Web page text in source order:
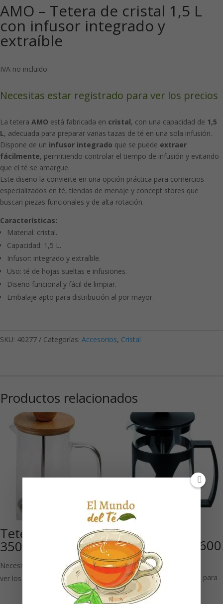
AMO – Tetera de cristal 1,5 L
con infusor integrado y
extraíble
IVA no incluido
Necesitas estar registrado para ver los precios
La tetera AMO está fabricada en cristal, con una capacidad de 1,5
L, adecuada para preparar varias tazas de té en una sola infusión.
Dispone de un infusor integrado que se puede extraer
fácilmente, permitiendo controlar el tiempo de infusión y evitando
que el té se amargue.
Este diseño la convierte en una opción práctica para comercios
especializados en té, tiendas de menaje y concept stores que
buscan piezas funcionales y de alta rotación.
Características:
Material: cristal.
Capacidad: 1,5 L.
Infusor: integrado y extraíble.
Uso: té de hojas sueltas e infusiones.
Diseño funcional y fácil de limpiar.
Embalaje apto para distribución al por mayor.
SKU: 40277 Categorías: Accesorios, Cristal
Productos relacionados
Tetera ‘Bamboo’
350 ml
Necesitas estar registrado para
ver los precios
Tetera pistón
«Misty»negra 600
ml
Necesitas estar registrado para
ver los precios